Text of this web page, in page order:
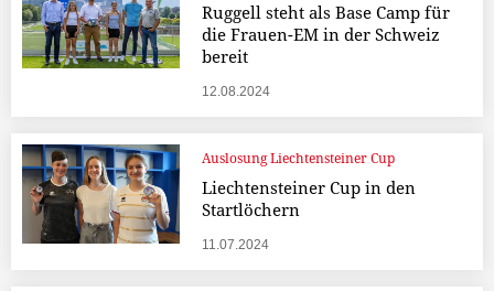
Ruggell steht als Base Camp für
die Frauen-EM in der Schweiz
bereit
12.08.2024
Auslosung Liechtensteiner Cup
Liechtensteiner Cup in den
Startlöchern
11.07.2024